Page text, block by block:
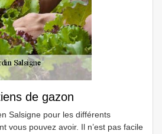
de gazon
Salsigne pour les différents
vous pouvez avoir. Il n’est pas facile